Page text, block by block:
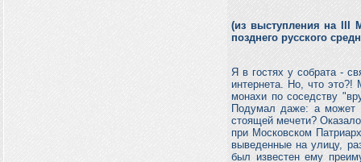
(из выступления на
позднего русского
Я в гостях у собрата -
интернета. Но, что
монахи по соседству
Подумал даже: а может
стоящей мечети?
при Московском
выведенные на улицу,
был известен ему